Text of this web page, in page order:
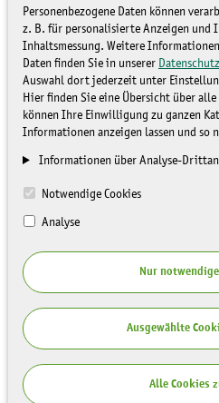
Personenbezogene Daten können
z. B. für personalisierte Anzeigen und
Inhaltsmessung. Weitere
Daten finden Sie in unserer
Auswahl dort jederzeit unter
Hier finden Sie eine Übersicht über
können Ihre Einwilligung zu ganzen
Informationen anzeigen lassen und so
Informationen über Analyse-
Notwendige Cookies
Analyse
Nur
Ausgewählte
Alle Cookies
Camp
Von
unbekannten